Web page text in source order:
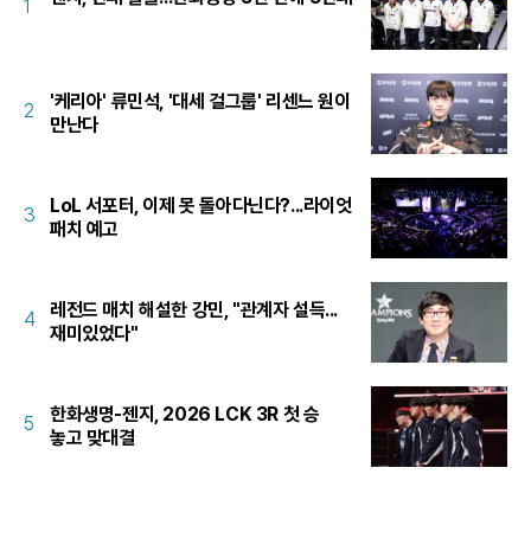
1
2
'케리아' 류민석, '대세 걸그룹' 리센느 원이
만난다
3
LoL 서포터, 이제 못 돌아다닌다?...라이엇
패치 예고
4
레전드 매치 해설한 강민, "관계자 설득...
재미있었다"
5
한화생명-젠지, 2026 LCK 3R 첫 승
놓고 맞대결